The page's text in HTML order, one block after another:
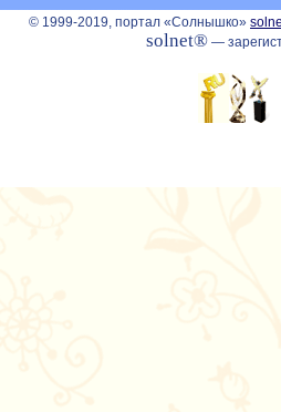
© 1999-2019, портал «Солнышко»
solnet®—